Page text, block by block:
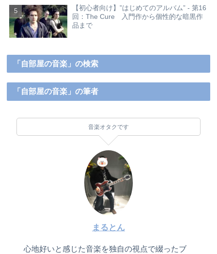
【初心者向け】”はじめてのアルバム” - 第16
回：The Cure 入門作から個性的な暗黒作
品まで
「自部屋の音楽」の検索
「自部屋の音楽」の筆者
音楽オタクです
まるとん
心地好いと感じた音楽を独自の視点で綴ったブ